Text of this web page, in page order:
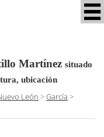
Martínez situado
ubicación
León >García >